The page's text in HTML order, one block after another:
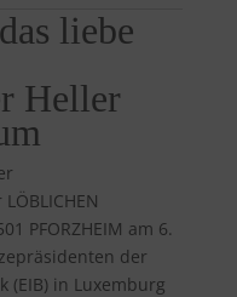
liebe
Heller
PFORZHEIM am 6.
der
(EIB) in Luxemburg